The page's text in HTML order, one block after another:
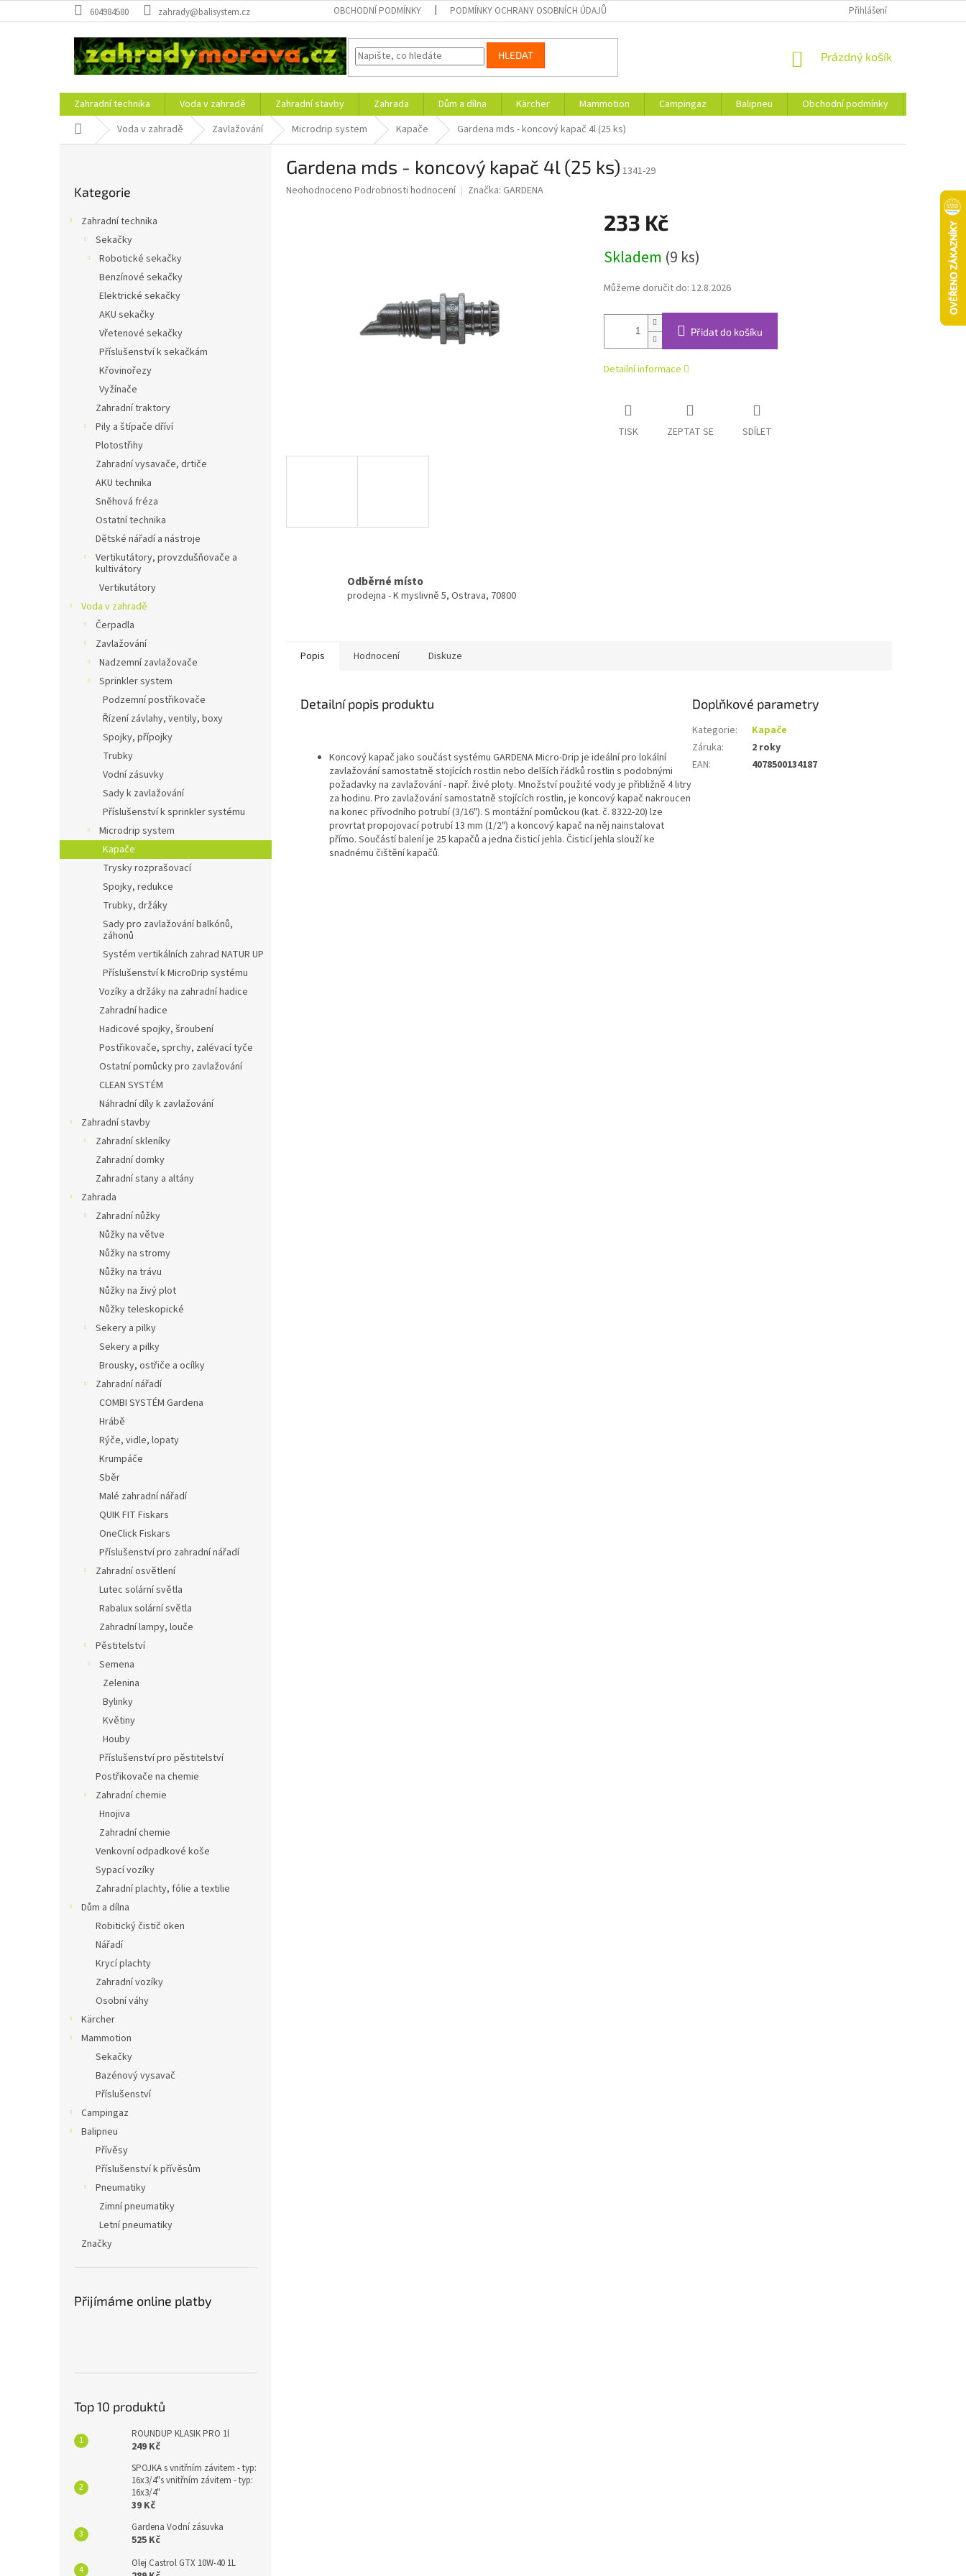
na
604984580 zahrady@balisystem.cz OBCHODNÍ PODMÍNKY PODMÍNKY OCHRANY OSOBNÍCH ÚDAJŮ Přihlášení
HLEDAT
NÁKUPNÍ
Prázdný košík
Zahradní technika Voda v zahradě Zahradní stavby Zahrada Dům a dílna Kärcher Mammotion Campingaz Balipneu Obchodní podmínky
Domů Voda v zahradě Zavlažování Microdrip system Kapače Gardena mds - koncový kapač 4l (25 ks)
kategorie
Kategorie
Zahradní technika
Sekačky
Robotické sekačky
Benzínové sekačky
Elektrické sekačky
AKU sekačky
Vřetenové sekačky
Příslušenství k sekačkám
Křovinořezy
Vyžínače
Zahradní traktory
Pily a štípače dříví
Plotostřihy
Zahradní vysavače, drtiče
AKU technika
Sněhová fréza
Ostatní technika
Dětské nářadí a nástroje
Vertikutátory, provzdušňovače a
kultivátory
Vertikutátory
Voda v zahradě
Čerpadla
Zavlažování
Nadzemní zavlažovače
Sprinkler system
Podzemní postřikovače
Řízení závlahy, ventily, boxy
Spojky, přípojky
Trubky
Vodní zásuvky
Sady k zavlažování
Příslušenství k sprinkler systému
Microdrip system
Kapače
Trysky rozprašovací
Spojky, redukce
Trubky, držáky
Sady pro zavlažování balkónů,
záhonů
Systém vertikálních zahrad NATUR UP
Příslušenství k MicroDrip systému
Vozíky a držáky na zahradní hadice
Zahradní hadice
Hadicové spojky, šroubení
Postřikovače, sprchy, zalévací tyče
Ostatní pomůcky pro zavlažování
CLEAN SYSTÉM
Náhradní díly k zavlažování
Zahradní stavby
Zahradní skleníky
Zahradní domky
Zahradní stany a altány
Zahrada
Zahradní nůžky
Nůžky na větve
Nůžky na stromy
Nůžky na trávu
Nůžky na živý plot
Nůžky teleskopické
Sekery a pilky
Sekery a pilky
Brousky, ostřiče a ocílky
Zahradní nářadí
COMBI SYSTÉM Gardena
Hrábě
Rýče, vidle, lopaty
Krumpáče
Sběr
Malé zahradní nářadí
QUIK FIT Fiskars
OneClick Fiskars
Příslušenství pro zahradní nářadí
Zahradní osvětlení
Lutec solární světla
Rabalux solární světla
Zahradní lampy, louče
Pěstitelství
Semena
Zelenina
Bylinky
Květiny
Houby
Příslušenství pro pěstitelství
Postřikovače na chemie
Zahradní chemie
Hnojiva
Zahradní chemie
Venkovní odpadkové koše
Sypací vozíky
Zahradní plachty, fólie a textilie
Dům a dílna
Robitický čistič oken
Nářadí
Krycí plachty
Zahradní vozíky
Osobní váhy
Kärcher
Mammotion
Sekačky
Bazénový vysavač
Příslušenství
Campingaz
Balipneu
Přívěsy
Příslušenství k přívěsům
Pneumatiky
Zimní pneumatiky
Letní pneumatiky
Značky
Přijímáme online platby
Top 10 produktů
ROUNDUP KLASIK PRO 1l
249 Kč
SPOJKA s vnitřním závitem - typ:
16x3/4"s vnitřním závitem - typ:
16x3/4"
39 Kč
Gardena Vodní zásuvka
525 Kč
Olej Castrol GTX 10W-40 1L
Gardena mds - koncový kapač 4l (25 ks) 1341-29
Průměrné
Neohodnoceno Podrobnosti hodnocení Značka: GARDENA
233 Kč
cena:
Skladem (9 ks)
Můžeme doručit do: 12.8.2026
Přidat do košíku
Detailní informace
TISK ZEPTAT SE SDÍLET
Odběrné místo
prodejna - K myslivně 5, Ostrava, 70800
Popis Hodnocení Diskuze
Detailní popis produktu
Koncový kapač jako součást systému GARDENA Micro-Drip je ideální pro lokální
zavlažování samostatně stojících rostlin nebo delších řádků rostlin s podobnými
požadavky na zavlažování - např. živé ploty. Množství použité vody je přibližně 4 litry
za hodinu. Pro zavlažování samostatně stojících rostlin, je koncový kapač nakroucen
na konec přívodního potrubí (3/16"). S montážní pomůckou (kat. č. 8322-20) lze
provrtat propojovací potrubí 13 mm (1/2") a koncový kapač na něj nainstalovat
přímo. Součástí balení je 25 kapačů a jedna čisticí jehla. Čisticí jehla slouží ke
snadnému čištění kapačů.
Doplňkové parametry
Kategorie:
Kapače
Záruka:
2 roky
EAN: 4078500134187